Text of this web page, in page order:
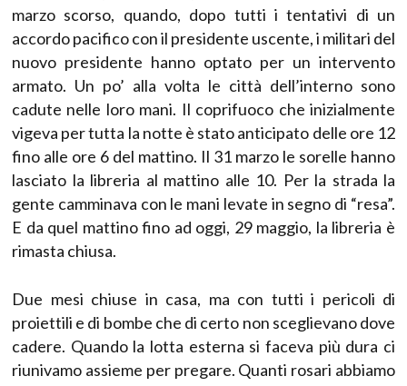
marzo scorso, quando, dopo tutti i tentativi di un
accordo pacifico con il presidente uscente, i militari del
nuovo presidente hanno optato per un intervento
armato. Un po’ alla volta le città dell’interno sono
cadute nelle loro mani. Il coprifuoco che inizialmente
vigeva per tutta la notte è stato anticipato delle ore 12
fino alle ore 6 del mattino. Il 31 marzo le sorelle hanno
lasciato la libreria al mattino alle 10. Per la strada la
gente camminava con le mani levate in segno di “resa”.
E da quel mattino fino ad oggi, 29 maggio, la libreria è
rimasta chiusa.
Due mesi chiuse in casa, ma con tutti i pericoli di
proiettili e di bombe che di certo non sceglievano dove
cadere. Quando la lotta esterna si faceva più dura ci
riunivamo assieme per pregare. Quanti rosari abbiamo